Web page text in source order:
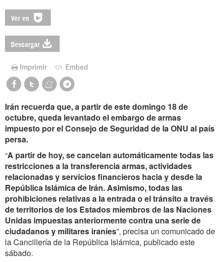
Ver en
Descargar
Imprimir Embed
Irán recuerda que, a partir de este domingo 18 de
octubre, queda levantado el embargo de armas
impuesto por el Consejo de Seguridad de la ONU al país
persa.
“A partir de hoy, se cancelan automáticamente todas las
restricciones a la transferencia armas, actividades
relacionadas y servicios financieros hacia y desde la
República Islámica de Irán. Asimismo, todas las
prohibiciones relativas a la entrada o el tránsito a través
de territorios de los Estados miembros de las Naciones
Unidas impuestas anteriormente contra una serie de
ciudadanos y militares iraníes”, precisa un comunicado de
la Cancillería de la República Islámica, publicado este
sábado.